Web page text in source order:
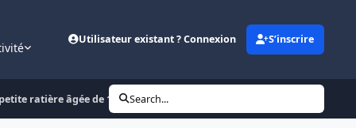
Utilisateur existant ? Connexion S’inscrire
ratière âgée de 10 ansSearch...